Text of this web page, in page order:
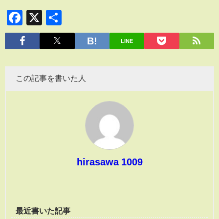
Facebook
X
有
LINE
この記事を書いた人
hirasawa 1009
最近書いた記事